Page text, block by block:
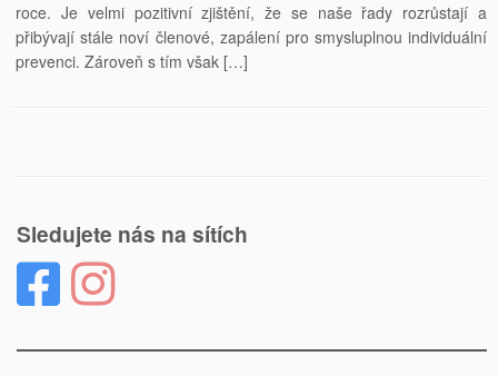
roce. Je velmi pozitivní zjištění, že se naše řady rozrůstají a
přibývají stále noví členové, zapálení pro smysluplnou individuální
prevenci. Zároveň s tím však […]
Sledujete nás na sítích